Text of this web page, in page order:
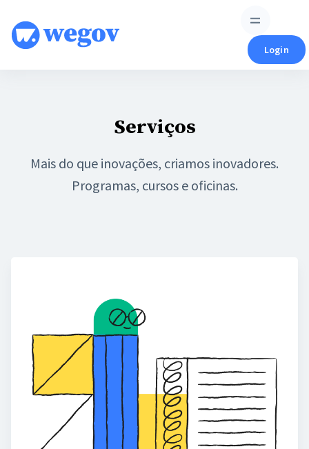
content
Login
Serviços
Mais do que inovações, criamos inovadores.
Programas, cursos e oficinas.